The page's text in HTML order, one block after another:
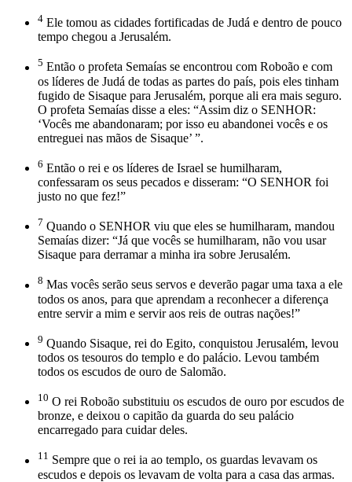
4 Ele tomou as cidades fortificadas de Judá e dentro de pouco
tempo chegou a Jerusalém.
5 Então o profeta Semaías se encontrou com Roboão e com
os líderes de Judá de todas as partes do país, pois eles tinham
fugido de Sisaque para Jerusalém, porque ali era mais seguro.
O profeta Semaías disse a eles: “Assim diz o SENHOR:
‘Vocês me abandonaram; por isso eu abandonei vocês e os
entreguei nas mãos de Sisaque’ ”.
6 Então o rei e os líderes de Israel se humilharam,
confessaram os seus pecados e disseram: “O SENHOR foi
justo no que fez!”
7 Quando o SENHOR viu que eles se humilharam, mandou
Semaías dizer: “Já que vocês se humilharam, não vou usar
Sisaque para derramar a minha ira sobre Jerusalém.
8 Mas vocês serão seus servos e deverão pagar uma taxa a ele
todos os anos, para que aprendam a reconhecer a diferença
entre servir a mim e servir aos reis de outras nações!”
9 Quando Sisaque, rei do Egito, conquistou Jerusalém, levou
todos os tesouros do templo e do palácio. Levou também
todos os escudos de ouro de Salomão.
10 O rei Roboão substituiu os escudos de ouro por escudos de
bronze, e deixou o capitão da guarda do seu palácio
encarregado para cuidar deles.
11 Sempre que o rei ia ao templo, os guardas levavam os
escudos e depois os levavam de volta para a casa das armas.